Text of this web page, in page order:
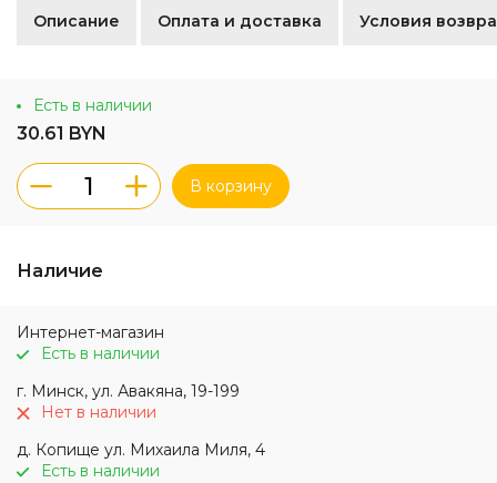
Описание Оплата и доставка Условия
Есть в наличии
30.61 BYN
В корзину
Наличие
Интернет-магазин
Есть в наличии
г. Минск, ул. Авакяна, 19-199
Нет в наличии
д. Копище ул. Михаила Миля, 4
Есть в наличии